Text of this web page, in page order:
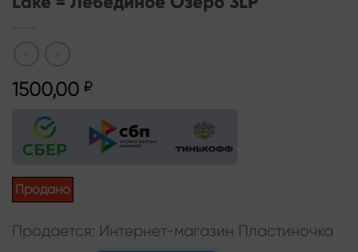
1500,00 ₽
Продано
Продается: Интернет-магазин Пластиночка